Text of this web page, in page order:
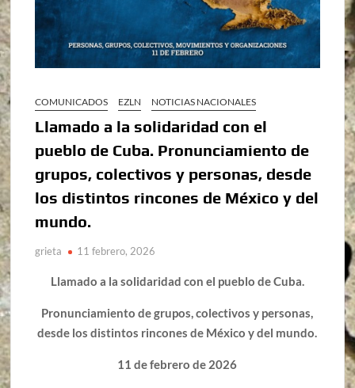
COMUNICADOS EZLN NOTICIAS NACIONALES
Llamado a la solidaridad con el
pueblo de Cuba. Pronunciamiento de
grupos, colectivos y personas, desde
los distintos rincones de México y del
mundo.
grieta 11 febrero, 2026
Llamado a la solidaridad con el pueblo de Cuba.
Pronunciamiento de grupos, colectivos y personas,
desde los distintos rincones de México y del mundo.
11 de febrero de 2026